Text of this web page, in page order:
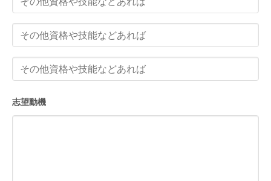
志望動機